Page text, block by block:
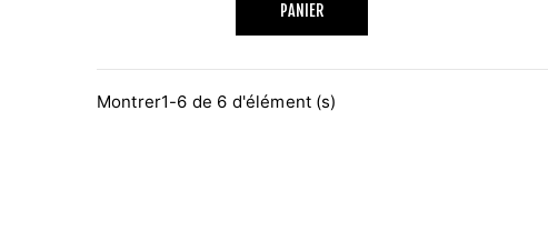
PANIER
Montrer1-6 de 6 d'élément (s)